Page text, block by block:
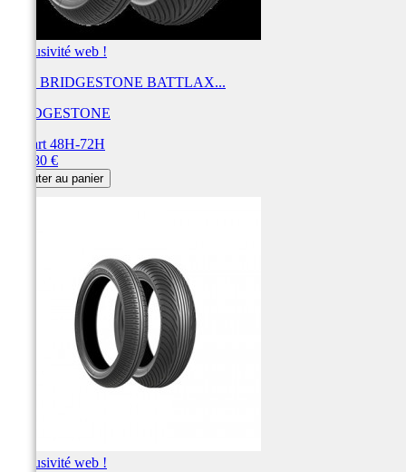
Exclusivité web !
Pneu BRIDGESTONE BATTLAX...
BRIDGESTONE
Départ 48H-72H
226,80 €
Ajouter au panier
Exclusivité web !